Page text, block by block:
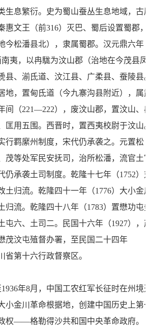
生息繁衍。史为蜀山蚕丛生息地域，古属
惠文王（前316）灭巴、蜀后设置蜀郡，
今松潘县北），隶属蜀郡。汉元鼎六年
南夷，以冉駹为汶山郡（治地在今茂县凤
县、湔氐道、汶江县、广柔县、蚕陵县。
地，置甸氐道（今九寨沟县附近），属武
间（221—222），废汶山郡，置汶山、冉
匡用五围。西晋时，置西夷校尉于汶山。
行羁縻州制度，宋代仍承袭之。元置松
茂等处军民安抚司，治所松潘，流官土官
仍承袭土司制度。乾隆十七年（1752）对
土归流。乾隆四十一年（1776）大小金川
归流。乾隆四十八年（1783）置懋功屯务
屯六、土司二。民国十六年（1927），茂
茂汶屯殖督办署，至民国二十四年
省第十六行政督察区。
年8月，中国工农红军长征时在州境开
小金川革命根据地，创建中国历史上第一
权——格勒得沙共和国中央革命政府。